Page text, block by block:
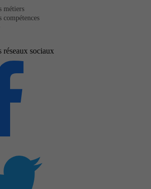
métiers
compétences
réseaux sociaux